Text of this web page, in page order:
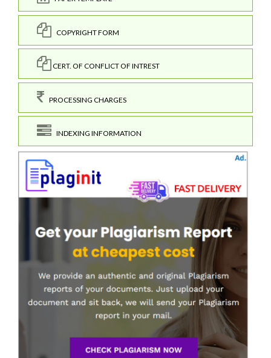
COPYRIGHT FORM
CERT. OF CONFLICT OF INTREST
PROCESSING CHARGES
INDEXING INFORMATION